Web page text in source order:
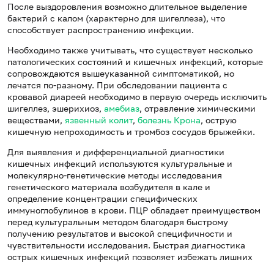
После выздоровления возможно длительное выделение
бактерий с калом (характерно для шигеллеза), что
способствует распространению инфекции.
Необходимо также учитывать, что существует несколько
патологических состояний и кишечных инфекций, которые
сопровождаются вышеуказанной симптоматикой, но
лечатся по-разному. При обследовании пациента с
кровавой диареей необходимо в первую очередь исключить
шигеллез, эшерихиоз, амебиаз, отравление химическими
веществами, язвенный колит, болезнь Крона, острую
кишечную непроходимость и тромбоз сосудов брыжейки.
Для выявления и дифференциальной диагностики
кишечных инфекций используются культуральные и
молекулярно-генетические методы исследования
генетического материала возбудителя в кале и
определение концентрации специфических
иммуноглобулинов в крови. ПЦР обладает преимуществом
перед культуральным методом благодаря быстрому
получению результатов и высокой специфичности и
чувствительности исследования. Быстрая диагностика
острых кишечных инфекций позволяет избежать лишних